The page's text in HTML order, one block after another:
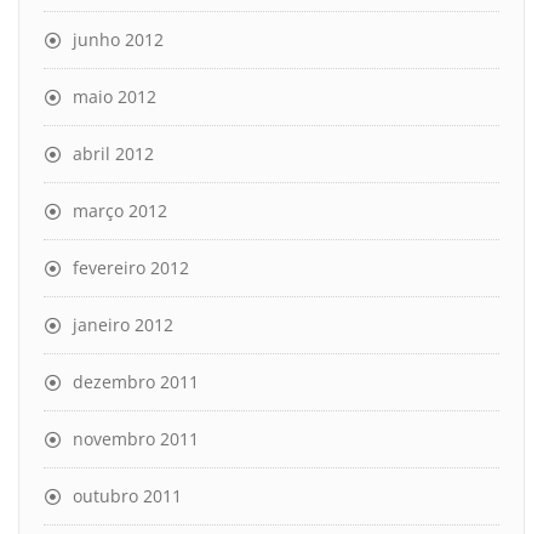
junho 2012
maio 2012
abril 2012
março 2012
fevereiro 2012
janeiro 2012
dezembro 2011
novembro 2011
outubro 2011